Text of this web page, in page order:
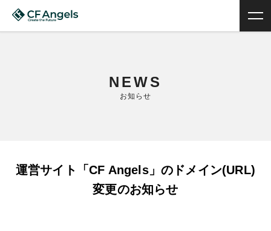
NEWS
お知らせ
運営サイト「CF Angels」のドメイン(URL)
変更のお知らせ